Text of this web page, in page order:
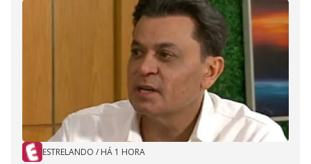
ESTRELANDO / HÁ 1 HORA